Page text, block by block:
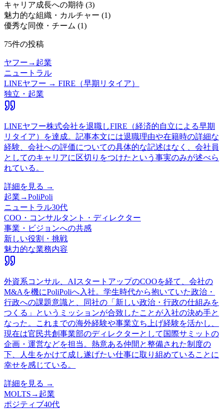
キャリア成長への期待 (3)
魅力的な組織・カルチャー (1)
優秀な同僚・チーム (1)
75件の投稿
ヤフー → 起業
ニュートラル
LINEヤフー → FIRE（早期リタイア）
独立・起業
LINEヤフー株式会社を退職しFIRE（経済的自立による早期
リタイア）を達成。記事本文には退職理由や在籍時の詳細な
経験、会社への評価についての具体的な記述はなく、会社員
としてのキャリアに区切りをつけたという事実のみが述べら
れている。
詳細を見る →
起業 →PoliPoli
ニュートラル30代
COO・コンサルタント・ディレクター
事業・ビジョンへの共感
新しい役割・挑戦
魅力的な業務内容
外資系コンサル、AIスタートアップのCOOを経て、会社の
M&Aを機にPoliPoliへ入社。学生時代から抱いていた政治・
行政への課題意識と、同社の「新しい政治・行政の仕組みを
つくる」というミッションが合致したことが入社の決め手と
なった。これまでの海外経験や事業立ち上げ経験を活かし、
現在は官民共創事業部のディレクターとして国際サミットの
企画・運営などを担当。熱意ある仲間と整備された制度の
下、人生をかけて成し遂げたい仕事に取り組めていることに
幸せを感じている。
詳細を見る →
MOLTS → 起業
ポジティブ40代